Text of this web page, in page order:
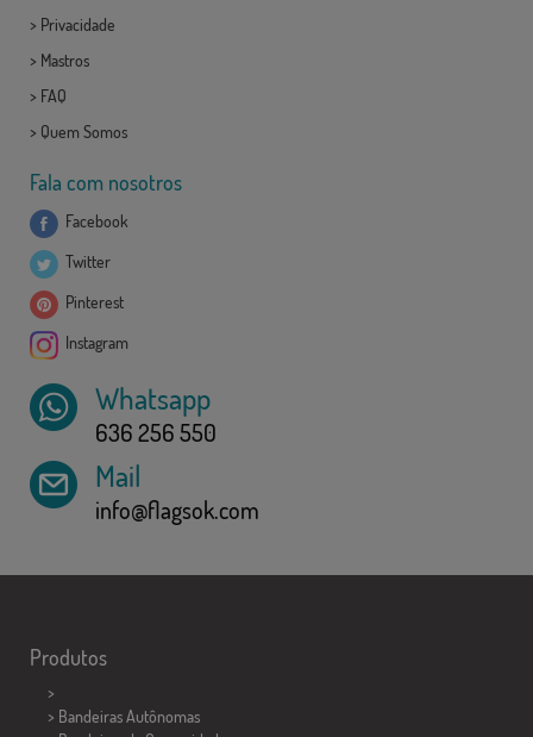
> Privacidade
> Mastros
> FAQ
> Quem Somos
Fala com nosotros
Facebook
Twitter
Pinterest
Instagram
Whatsapp
636 256 550
Mail
info@flagsok.com
Produtos
>
> Bandeiras Autônomas